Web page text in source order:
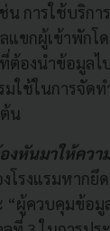
การใช้บริกา
แขกผู้เข้าพักโ
องนำข้อมูลไ
มใช้ในการจัด
น
งหันมาให้คว
โรงแรมหากยึ
“ผู้ควบคุมข้อมู